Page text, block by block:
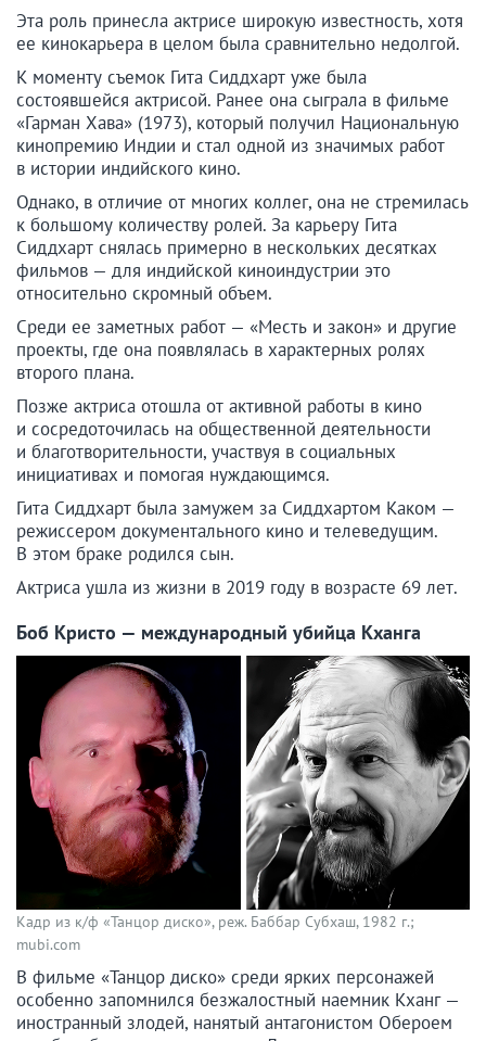
Эта роль принесла актрисе широкую известность, хотя
ее кинокарьера в целом была сравнительно недолгой.
К моменту съемок Гита Сиддхарт уже была
состоявшейся актрисой. Ранее она сыграла в фильме
«Гарман Хава» (1973), который получил Национальную
кинопремию Индии и стал одной из значимых работ
в истории индийского кино.
Однако, в отличие от многих коллег, она не стремилась
к большому количеству ролей. За карьеру Гита
Сиддхарт снялась примерно в нескольких десятках
фильмов — для индийской киноиндустрии это
относительно скромный объем.
Среди ее заметных работ — «Месть и закон» и другие
проекты, где она появлялась в характерных ролях
второго плана.
Позже актриса отошла от активной работы в кино
и сосредоточилась на общественной деятельности
и благотворительности, участвуя в социальных
инициативах и помогая нуждающимся.
Гита Сиддхарт была замужем за Сиддхартом Каком —
режиссером документального кино и телеведущим.
В этом браке родился сын.
Актриса ушла из жизни в 2019 году в возрасте 69 лет.
Боб Кристо — международный убийца Кханга
Кадр из к/ф «Танцор диско», реж. Баббар Субхаш, 1982 г.;
mubi.com
В фильме «Танцор диско» среди ярких персонажей
особенно запомнился безжалостный наемник Кханг —
иностранный злодей, нанятый антагонистом Обероем